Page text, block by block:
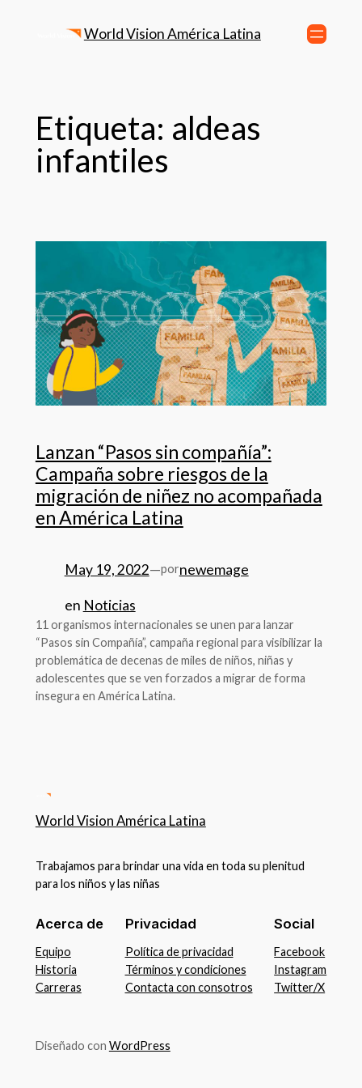
World Vision América Latina
Etiqueta: aldeas
infantiles
Lanzan “Pasos sin compañía”:
Campaña sobre riesgos de la
migración de niñez no acompañada
en América Latina
May 19, 2022—pornewemage
en Noticias
11 organismos internacionales se unen para lanzar
“Pasos sin Compañía”, campaña regional para visibilizar la
problemática de decenas de miles de niños, niñas y
adolescentes que se ven forzados a migrar de forma
insegura en América Latina.
World Vision América Latina
Trabajamos para brindar una vida en toda su plenitud
para los niños y las niñas
Acerca de
Equipo
Historia
Carreras
Privacidad
Política de privacidad
Términos y condiciones
Contacta con consotros
Social
Facebook
Instagram
Twitter/X
Diseñado con WordPress